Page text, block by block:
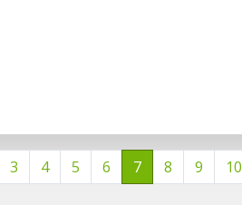
3 4 5 6 7 8 9 10